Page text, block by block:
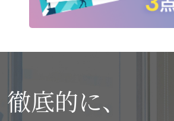
徹底的に、